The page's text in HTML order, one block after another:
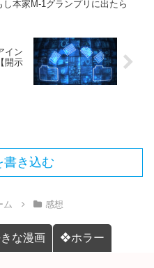
し本家M-1グランプリに出たら
イン
開示
書き込む
ム 感想
な漫画 ❖ホラー